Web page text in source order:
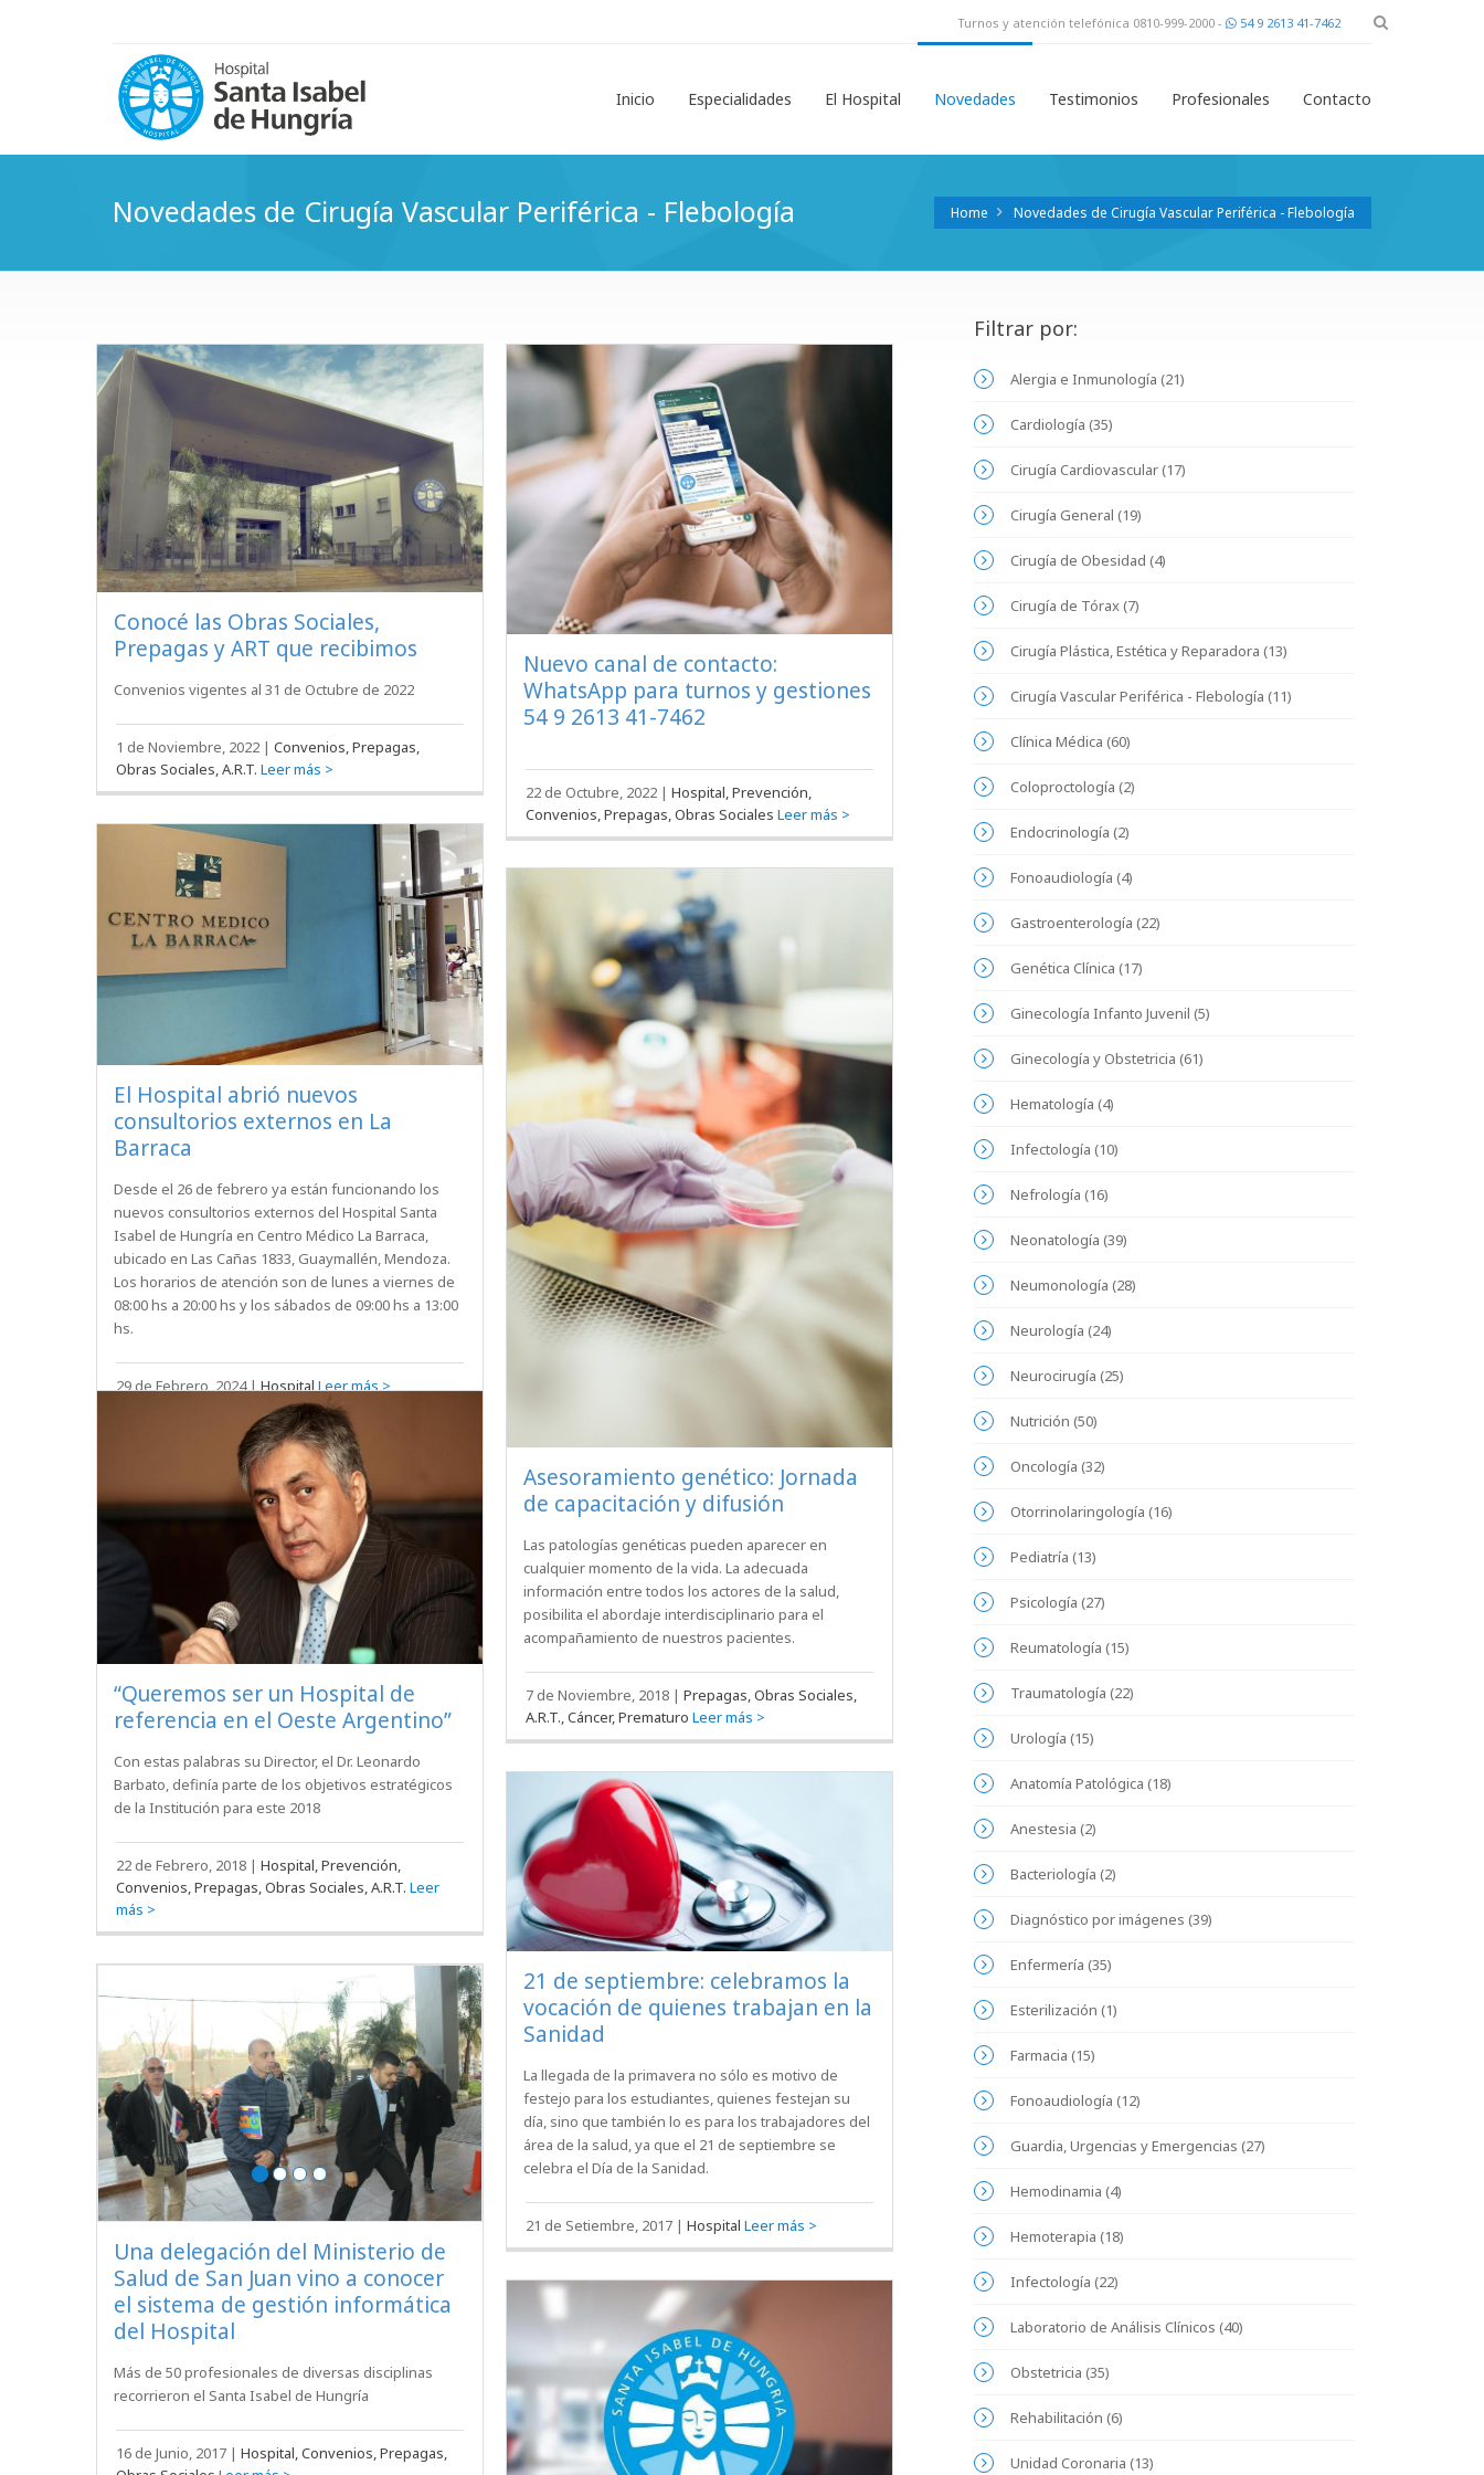
Turnos y atención telefónica 0810-999-2000 - 54 9 2613 41-7462
Inicio Especialidades El Hospital Novedades Testimonios Profesionales Contacto
Novedades de Cirugía Vascular Periférica - Flebología Home Novedades de Cirugía Vascular Periférica - Flebología
Conocé las Obras Sociales,
Prepagas y ART que recibimos
Convenios vigentes al 31 de Octubre de 2022
1 de Noviembre, 2022 |Convenios, Prepagas,
Obras Sociales, A.R.T. Leer más >
Nuevo canal de contacto:
WhatsApp para turnos y gestiones
54 9 2613 41-7462
22 de Octubre, 2022 |Hospital, Prevención,
Convenios, Prepagas, Obras Sociales Leer más >
El Hospital abrió nuevos
consultorios externos en La
Barraca
Desde el 26 de febrero ya están funcionando los
nuevos consultorios externos del Hospital Santa
Isabel de Hungría en Centro Médico La Barraca,
ubicado en Las Cañas 1833, Guaymallén, Mendoza.
Los horarios de atención son de lunes a viernes de
08:00 hs a 20:00 hs y los sábados de 09:00 hs a 13:00
hs.
29 de Febrero, 2024|HospitalLeer más >
Asesoramiento genético: Jornada
de capacitación y difusión
Las patologías genéticas pueden aparecer en
cualquier momento de la vida. La adecuada
información entre todos los actores de la salud,
posibilita el abordaje interdisciplinario para el
acompañamiento de nuestros pacientes.
7 de Noviembre, 2018 |Prepagas, Obras Sociales,
A.R.T., Cáncer, Prematuro Leer más >
“Queremos ser un Hospital de
referencia en el Oeste Argentino”
Con estas palabras su Director, el Dr. Leonardo
Barbato, definía parte de los objetivos estratégicos
de la Institución para este 2018
22 de Febrero, 2018 |Hospital, Prevención,
Convenios, Prepagas, Obras Sociales, A.R.T. Leer
más >
21 de septiembre: celebramos la
vocación de quienes trabajan en la
Sanidad
La llegada de la primavera no sólo es motivo de
festejo para los estudiantes, quienes festejan su
día, sino que también lo es para los trabajadores del
área de la salud, ya que el 21 de septiembre se
celebra el Día de la Sanidad.
21 de Setiembre, 2017 |Hospital Leer más >
Una delegación del Ministerio de
Salud de San Juan vino a conocer
el sistema de gestión informática
del Hospital
Más de 50 profesionales de diversas disciplinas
recorrieron el Santa Isabel de Hungría
16 de Junio, 2017 |Hospital, Convenios, Prepagas,
Filtrar por:
Alergia e Inmunología (21)
Cardiología (35)
Cirugía Cardiovascular (17)
Cirugía General (19)
Cirugía de Obesidad (4)
Cirugía de Tórax (7)
Cirugía Plástica, Estética y Reparadora (13)
Cirugía Vascular Periférica - Flebología (11)
Clínica Médica (60)
Coloproctología (2)
Endocrinología (2)
Fonoaudiología (4)
Gastroenterología (22)
Genética Clínica (17)
Ginecología Infanto Juvenil (5)
Ginecología y Obstetricia (61)
Hematología (4)
Infectología (10)
Nefrología (16)
Neonatología (39)
Neumonología (28)
Neurología (24)
Neurocirugía (25)
Nutrición (50)
Oncología (32)
Otorrinolaringología (16)
Pediatría (13)
Psicología (27)
Reumatología (15)
Traumatología (22)
Urología (15)
Anatomía Patológica (18)
Anestesia (2)
Bacteriología (2)
Diagnóstico por imágenes (39)
Enfermería (35)
Esterilización (1)
Farmacia (15)
Fonoaudiología (12)
Guardia, Urgencias y Emergencias (27)
Hemodinamia (4)
Hemoterapia (18)
Infectología (22)
Laboratorio de Análisis Clínicos (40)
Obstetricia (35)
Rehabilitación (6)
Unidad Coronaria (13)